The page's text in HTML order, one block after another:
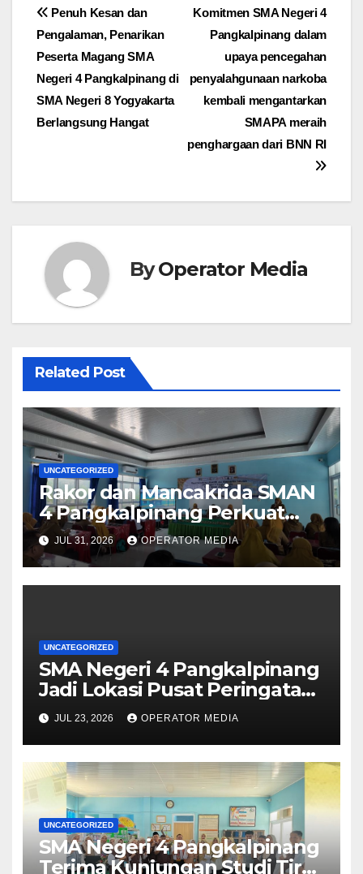
Post
navigation
Komitmen SMA Negeri 4
Pangkalpinang dalam
upaya pencegahan
penyalahgunaan narkoba
kembali mengantarkan
SMAPA meraih
penghargaan dari BNN RI
Penuh Kesan dan
Pengalaman, Penarikan
Peserta Magang SMA
Negeri 4 Pangkalpinang di
SMA Negeri 8 Yogyakarta
Berlangsung Hangat
ByOperator Media
Related Post
UNCATEGORIZED
Rakor dan Mancakrida SMAN
4 Pangkalpinang Perkuat
Kolaborasi Wujudkan Sekolah
Aman, Nyaman, dan
Menyenangkan
JUL 31, 2026 OPERATOR MEDIA
UNCATEGORIZED
SMA Negeri 4 Pangkalpinang
Jadi Lokasi Pusat Peringatan
Hari Anak Nasional 2026 di
Bangka Belitung
JUL 23, 2026 OPERATOR MEDIA
UNCATEGORIZED
SMA Negeri 4 Pangkalpinang
Terima Kunjungan Studi Tiru